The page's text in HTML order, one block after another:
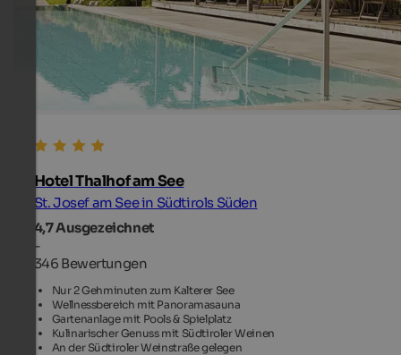
Hotel Thalhof am See
St. Josef am See in Südtirols Süden
4,7Ausgezeichnet
-
346 Bewertungen
Nur 2 Gehminuten zum Kalterer See
Wellnessbereich mit Panoramasauna
Gartenanlage mit Pools & Spielplatz
Kulinarischer Genuss mit Südtiroler Weinen
An der Südtiroler Weinstraße gelegen